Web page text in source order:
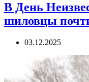
В День
шиловцы
03.12.2025